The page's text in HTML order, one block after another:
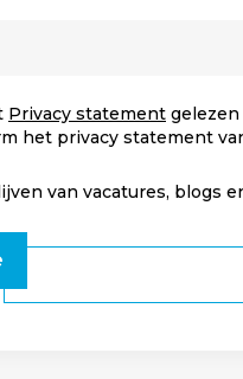
Privacy statement
het privacy statement
van vacatures, blogs